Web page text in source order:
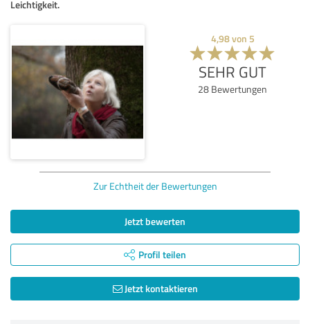
Leichtigkeit.
4,98von 5
SEHR GUT
28 Bewertungen
Zur Echtheit der Bewertungen
Jetzt bewerten
Profil teilen
Jetzt kontaktieren